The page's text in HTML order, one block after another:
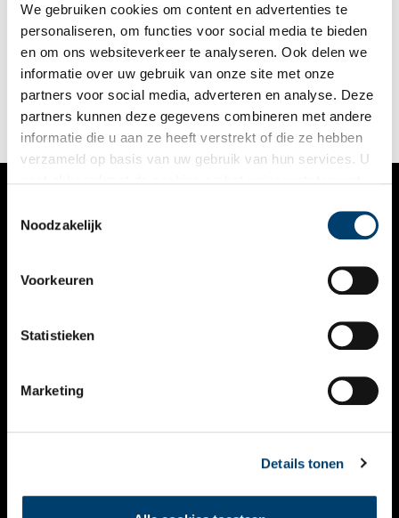
We gebruiken cookies om content en advertenties te
personaliseren, om functies voor social media te bieden
en om ons websiteverkeer te analyseren. Ook delen we
informatie over uw gebruik van onze site met onze
partners voor social media, adverteren en analyse. Deze
partners kunnen deze gegevens combineren met andere
informatie die u aan ze heeft verstrekt of die ze hebben
verzameld op basis van uw gebruik van hun services. U
Noodzakelijk
Voorkeuren
Statistieken
Marketing
Details tonen
Ontdek vanaf vandaag in het Zuiderzeemuseum meer over het
watergebruik van toen en nu. Bekijk de historische objecten en
hun hedendaagse tegenhangers: van wasteil en pispot tot
recycledouche en waterbesparend toilet. Er zijn aanvullend
verschillende lezingen, de familievoorstelling Woelig water en
een waterrijk Bord vol verhalen.
2 min
VERHALEN
KALENDER
THEMA’S
VIDEO’S
CONTACT